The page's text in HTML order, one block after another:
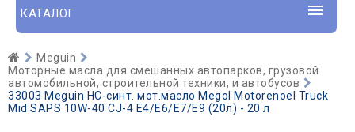
КАТАЛОГ
Meguin
Моторные масла для смешанных автопарков, грузовой
автомобильной, строительной техники, и автобусов
33003 Meguin НС-синт. мот.масло Megol Motorenoel Truck
Mid SAPS 10W-40 CJ-4 E4/E6/E7/E9 (20л) - 20 л